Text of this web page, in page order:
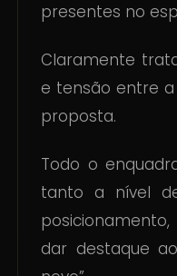
presentes no
Claramente
e tensão entre
proposta.
Todo o
tanto a nível
dar destaque